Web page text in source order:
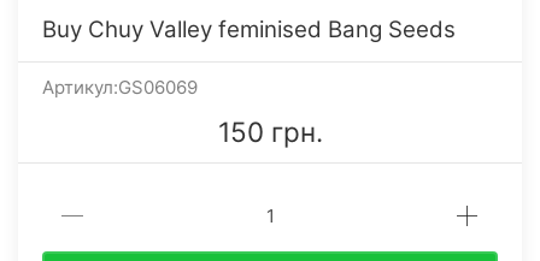
Buy Chuy Valley feminised Bang Seeds
Артикул:GS06069
150 грн.